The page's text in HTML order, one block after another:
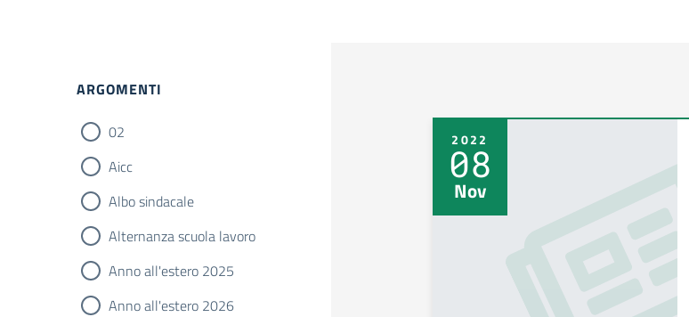
Filtri
ARGOMENTI
02
Aicc
Albo sindacale
Alternanza scuola lavoro
Anno all'estero 2025
Anno all'estero 2026
2022
08
Nov